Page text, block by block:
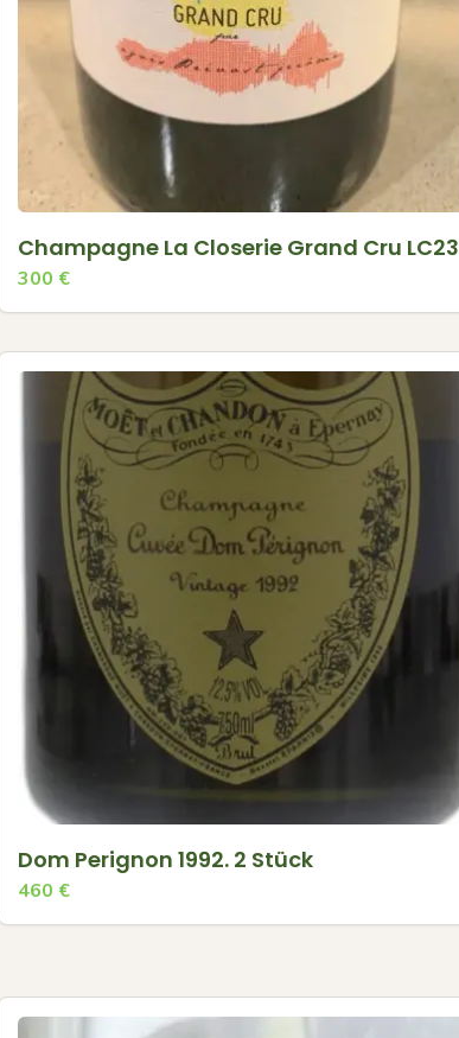
Champagne La Closerie Grand Cru LC23
300 €
Dom Perignon 1992. 2 Stück
460 €